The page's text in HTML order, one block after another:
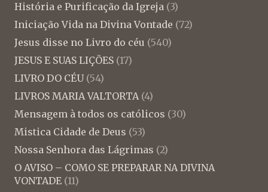
História e Purificação da Igreja (3)
Iniciação Vida na Divina Vontade (72)
Jesus disse no Livro do céu (540)
JESUS E SUAS LIÇÕES (17)
LIVRO DO CÉU (54)
LIVROS MARIA VALTORTA(4)
Mensagem à todos os católicos (30)
Mistica Cidade de Deus (53)
Nossa Senhora das Lágrimas (2)
O AVISO – COMO SE PREPARAR NA DIVINA
VONTADE (11)